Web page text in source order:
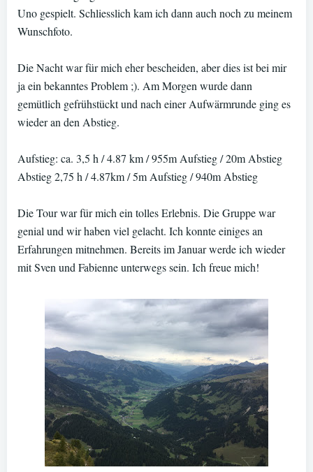
Uno gespielt. Schliesslich kam ich dann auch noch zu meinem
Wunschfoto.
Die Nacht war für mich eher bescheiden, aber dies ist bei mir
ja ein bekanntes Problem ;). Am Morgen wurde dann
gemütlich gefrühstückt und nach einer Aufwärmrunde ging es
wieder an den Abstieg.
Aufstieg: ca. 3,5 h / 4.87 km / 955m Aufstieg / 20m Abstieg
Abstieg 2,75 h / 4.87km / 5m Aufstieg / 940m Abstieg
Die Tour war für mich ein tolles Erlebnis. Die Gruppe war
genial und wir haben viel gelacht. Ich konnte einiges an
Erfahrungen mitnehmen. Bereits im Januar werde ich wieder
mit Sven und Fabienne unterwegs sein. Ich freue mich!